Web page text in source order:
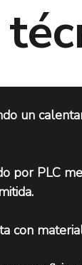
un
por PLC
con